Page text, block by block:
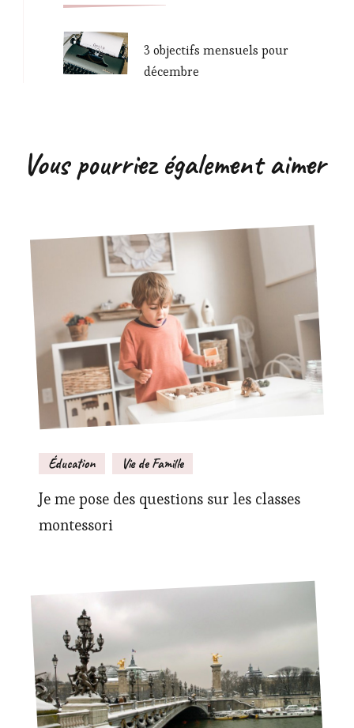
3 objectifs mensuels pour
décembre
Vous pourriez également aimer
Éducation Vie de Famille
Je me pose des questions sur les classes
montessori